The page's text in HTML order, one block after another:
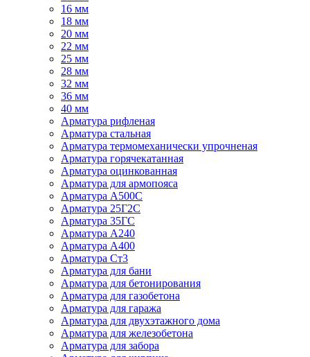
16 мм
18 мм
20 мм
22 мм
25 мм
28 мм
32 мм
36 мм
40 мм
Арматура рифленая
Арматура стальная
Арматура термомеханически упрочненая
Арматура горячекатанная
Арматура оцинкованная
Арматура для армопояса
Арматура A500С
Арматура 25Г2С
Арматура 35ГС
Арматура А240
Арматура А400
Арматура Ст3
Арматура для бани
Арматура для бетонирования
Арматура для газобетона
Арматура для гаража
Арматура для двухэтажного дома
Арматура для железобетона
Арматура для забора